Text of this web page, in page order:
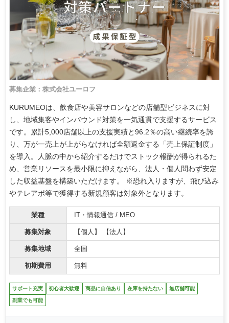
募集企業：株式会社ユーロフ
KURUMEOは、飲食店や美容サロンなどの店舗型ビジネスに対
し、地域集客やインバウンド対策を一気通貫で支援するサービス
です。累計5,000店舗以上の支援実績と96.2％の高い継続率を誇
り、万が一売上が上がらなければ全額返金する「売上保証制度」
を導入。人脈の中から紹介するだけでストック報酬が得られるた
め、営業リソースを最小限に抑えながら、法人・個人問わず安定
した収益基盤を構築いただけます。 ※恐れ入りますが、飛び込み
やテレアポ等で獲得する新規顧客は対象外となります。
業種 IT・情報通信 / MEO
募集対象 【個人】 【法人】
募集地域 全国
初期費用 無料
サポート充実 初心者大歓迎 商品に自信あり 在庫を持たない 無店舗可能
副業でも可能